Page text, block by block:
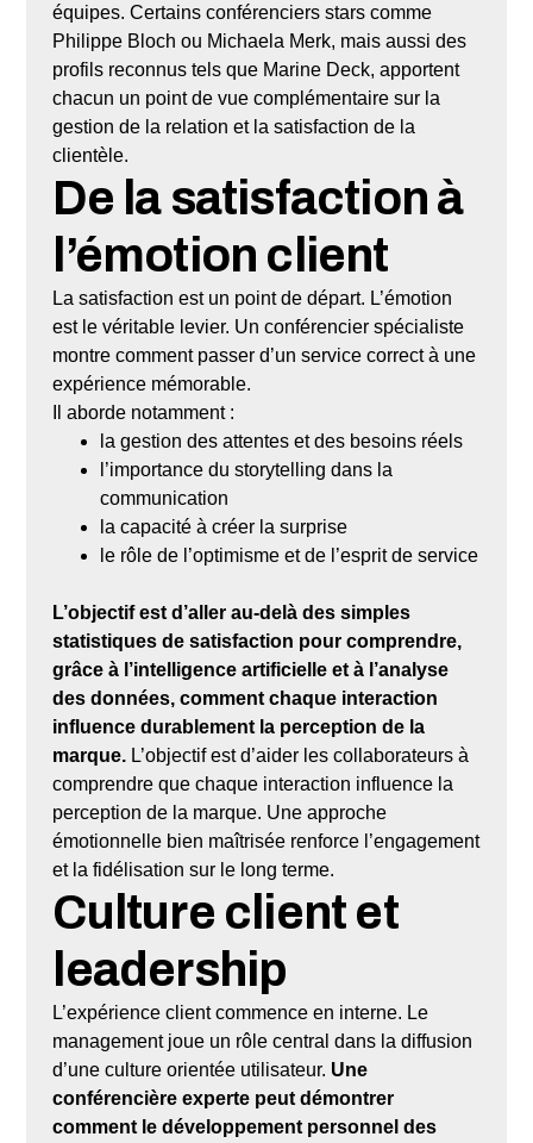
équipes. Certains conférenciers stars comme
Philippe Bloch ou Michaela Merk, mais aussi des
profils reconnus tels que Marine Deck, apportent
chacun un point de vue complémentaire sur la
gestion de la relation et la satisfaction de la
clientèle.
De la satisfaction à
l’émotion client
La satisfaction est un point de départ. L’émotion
est le véritable levier. Un conférencier spécialiste
montre comment passer d’un service correct à une
expérience mémorable.
Il aborde notamment :
la gestion des attentes et des besoins réels
l’importance du storytelling dans la
communication
la capacité à créer la surprise
le rôle de l’optimisme et de l’esprit de service
L’objectif est d’aller au-delà des simples
statistiques de satisfaction pour comprendre,
grâce à l’intelligence artificielle et à l’analyse
des données, comment chaque interaction
influence durablement la perception de la
marque. L’objectif est d’aider les collaborateurs à
comprendre que chaque interaction influence la
perception de la marque. Une approche
émotionnelle bien maîtrisée renforce l’engagement
et la fidélisation sur le long terme.
Culture client et
leadership
L’expérience client commence en interne. Le
management joue un rôle central dans la diffusion
d’une culture orientée utilisateur. Une
conférencière experte peut démontrer
comment le développement personnel des